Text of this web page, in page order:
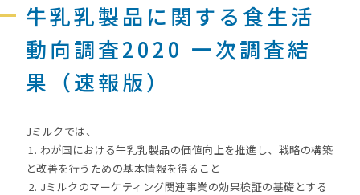
牛乳乳製品に関する食生活
動向調査2020 一次調査結
果（速報版）
Jミルクでは、
1. わが国における牛乳乳製品の価値向上を推進し、戦略の構築
と改善を行うための基本情報を得ること
2. Jミルクのマーケティング関連事業の効果検証の基礎とする